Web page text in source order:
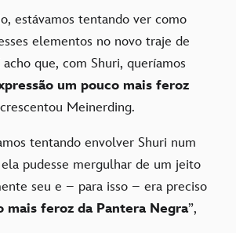
estávamos tentando ver como
elementos no novo traje de
que, com Shuri, queríamos
um pouco mais feroz
Meinerding.
tentando envolver Shuri num
pudesse mergulhar de um jeito
seu e – para isso – era preciso
mais feroz da Pantera Negra”,